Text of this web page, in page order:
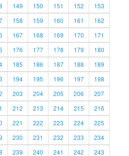
149 150 151 152
153
158 159 160 161
162
167 168 169 170
171
176 177 178 179
180
185 186 187 188
189
194 195 196 197
198
203 204 205 206
207
212 213 214 215
216
221 222 223 224
225
230 231 232 233
234
239 240 241 242 243